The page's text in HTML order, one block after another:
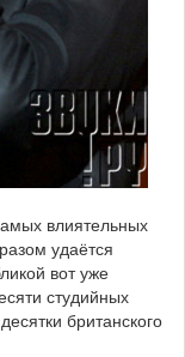
влиятельных
удаётся
вот уже
студийных
британского